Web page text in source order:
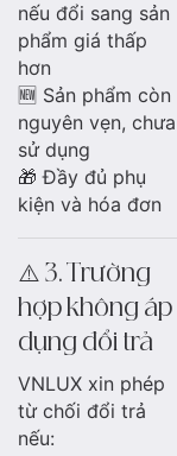
nếu đổi sang sản
phẩm giá thấp
hơn
🆕 Sản phẩm còn
nguyên vẹn, chưa
sử dụng
🎁 Đầy đủ phụ
kiện và hóa đơn
⚠️ 3. Trường
hợp không áp
dụng đổi trả
VNLUX xin phép
từ chối đổi trả
nếu: